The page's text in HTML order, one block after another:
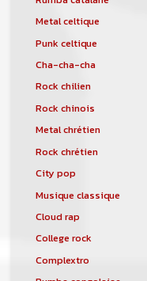
Metal celtique
Punk celtique
Cha-cha-cha
Rock chilien
Rock chinois
Metal chrétien
Rock chrétien
City pop
Musique classique
Cloud rap
College rock
Complextro